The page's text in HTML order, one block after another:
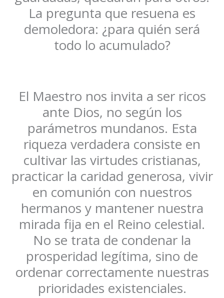
La pregunta que resuena es
demoledora: ¿para quién será
todo lo acumulado?
El Maestro nos invita a ser ricos
ante Dios, no según los
parámetros mundanos. Esta
riqueza verdadera consiste en
cultivar las virtudes cristianas,
practicar la caridad generosa, vivir
en comunión con nuestros
hermanos y mantener nuestra
mirada fija en el Reino celestial.
No se trata de condenar la
prosperidad legítima, sino de
ordenar correctamente nuestras
prioridades existenciales.